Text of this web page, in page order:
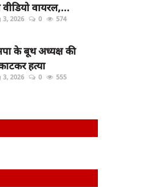
वीडियो वायरल,...
3, 2026 0 574
के बूथ अध्यक्ष की
हत्या
3, 2026 0 555